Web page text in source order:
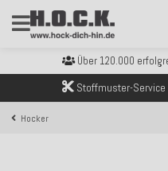
Über 120.000
Sicher bezahlen mit
Kostenloser Versand
Über 120.000
Stoffmuster-Service
Hocker